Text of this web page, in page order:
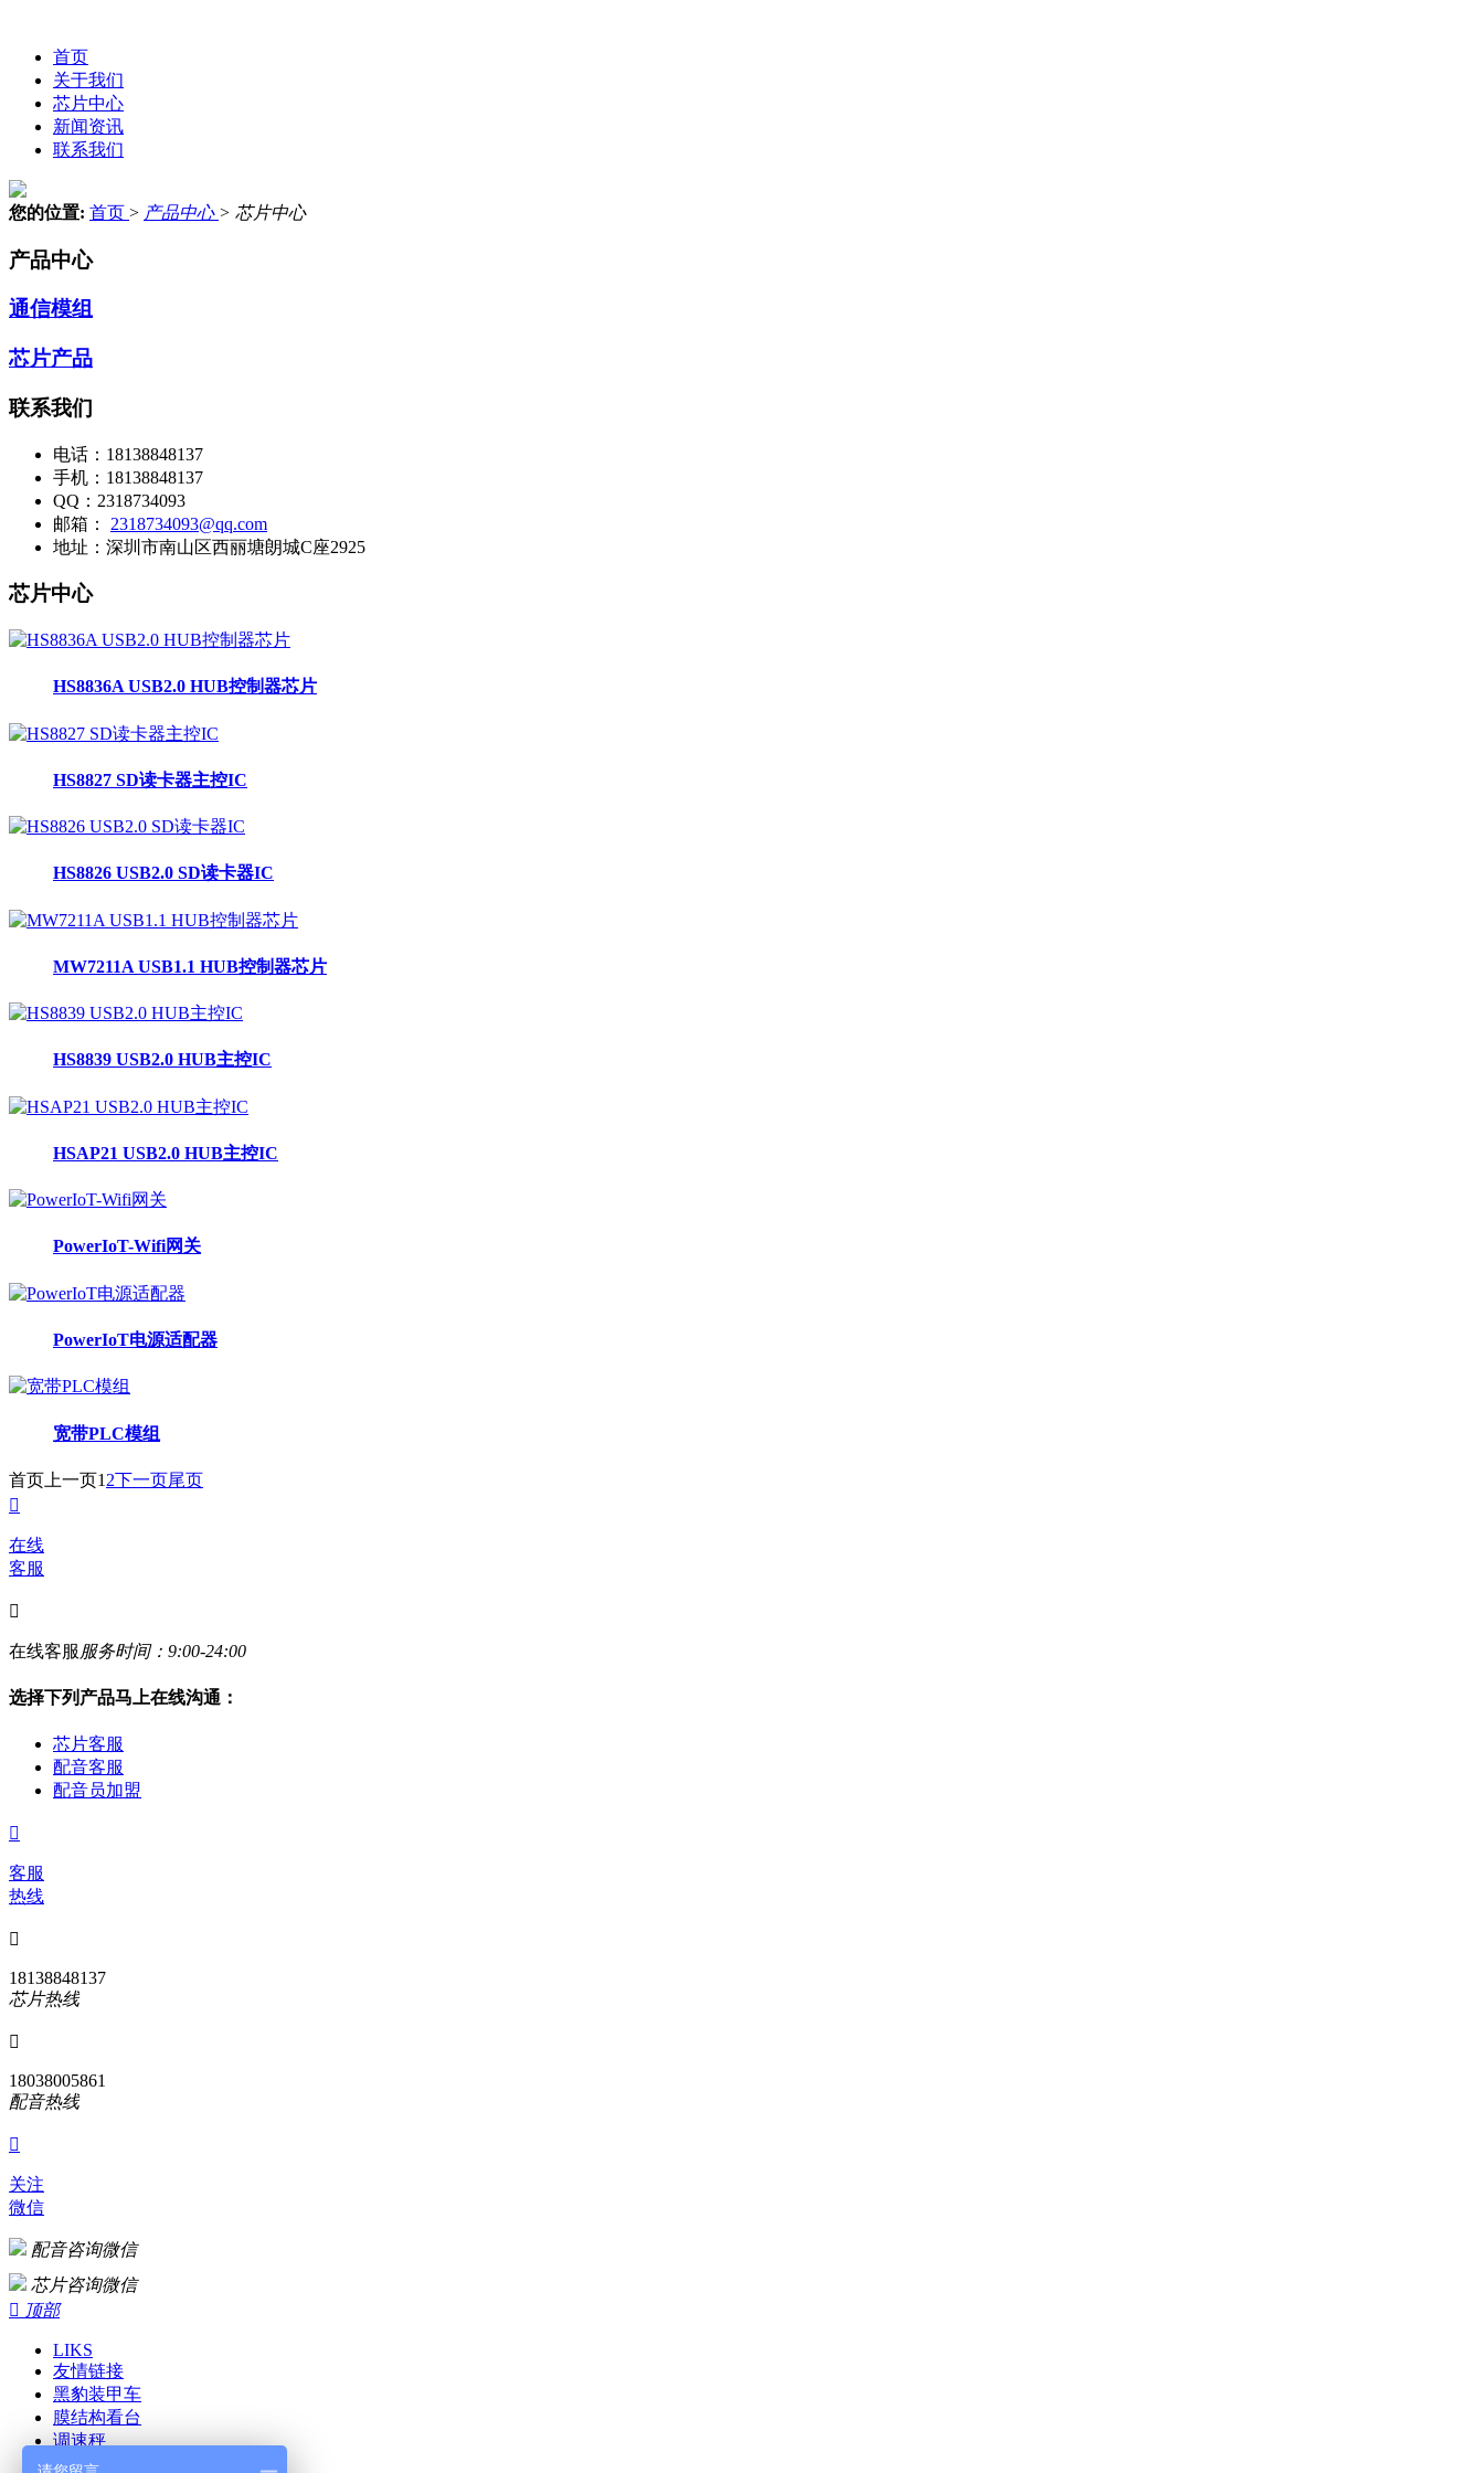
首页
关于我们
芯片中心
新闻资讯
联系我们
您的位置: 首页 > 产品中心 > 芯片中心
产品中心
通信模组
芯片产品
联系我们
电话： 18138848137
手机： 18138848137
QQ： 2318734093
邮箱：
2318734093@qq.com
地址： 深圳市南山区西丽塘朗城C座2925
芯片中心
HS8836A USB2.0 HUB控制器芯片
HS8827 SD读卡器主控IC
HS8826 USB2.0 SD读卡器IC
MW7211A USB1.1 HUB控制器芯片
HS8839 USB2.0 HUB主控IC
HSAP21 USB2.0 HUB主控IC
PowerIoT-Wifi网关
PowerIoT电源适配器
宽带PLC模组
首页 上一页1 2下一页尾页

在线
客服

在线客服 服务时间：9:00-24:00
选择下列产品马上在线沟通：
芯片客服
配音客服
配音员加盟

客服
热线

18138848137
芯片热线

18038005861
配音热线

关注
微信
配音咨询微信
芯片咨询微信
 顶部
LIKS
友情链接
黑豹装甲车
膜结构看台
调速秤
双向压蝶阀